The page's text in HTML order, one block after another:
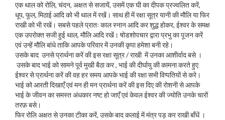
एक थाल को रोलि, चंदन, अक्षत से सजायें, उसमें एक घी का दीपक प्रज्वलित करें,
धूप, फूल, मिठाई आदि को भी थाल में रखें। साथ ही में रक्षा सूत्र यानी की मौलि या फिर
राखी को भी रखें। सबसे पहले प्रातः काल स्नान आदि कर शुद्ध होकर, ईश्वर के समक्ष
एक उपरोक्त सजी हुई थाल, मौलि आदि रखें। षोडशोपचार द्वारा प्रभु का पूजन करें
एवं उन्हें मौलि बांधे ताकि आपके परिवार में उनकी कृपा हमेशा बनी रहे।
उसके बाद उनसे प्रार्थना करें की इस रक्षा सूत्र / राखी में उनका आशीर्वाद बसे ।
उसके बाद भाई को सामने पूर्व मुखी बैठा कर , भाई की दीर्घायु की कामना करते हुए
ईश्वर से प्रार्थना करें की वह हर समय आपके भाई की रक्षा सभी विप्पतियों से करे।
भाई को आरती दिखाएँ एवं मन ही मन प्रार्थना करें की इस दिए की रोशनी से आपके
भाई के जीवन का समस्त अंधकार नष्ट हो जाएँ एवं केवल ईश्वर की ज्योति उनके चारों
तरफ़ बसे।
फिर रोलि अक्षत से उनका टीका करें, उसके बाद कलाई में मंत्र पड़ कर राखी बाँधें ।